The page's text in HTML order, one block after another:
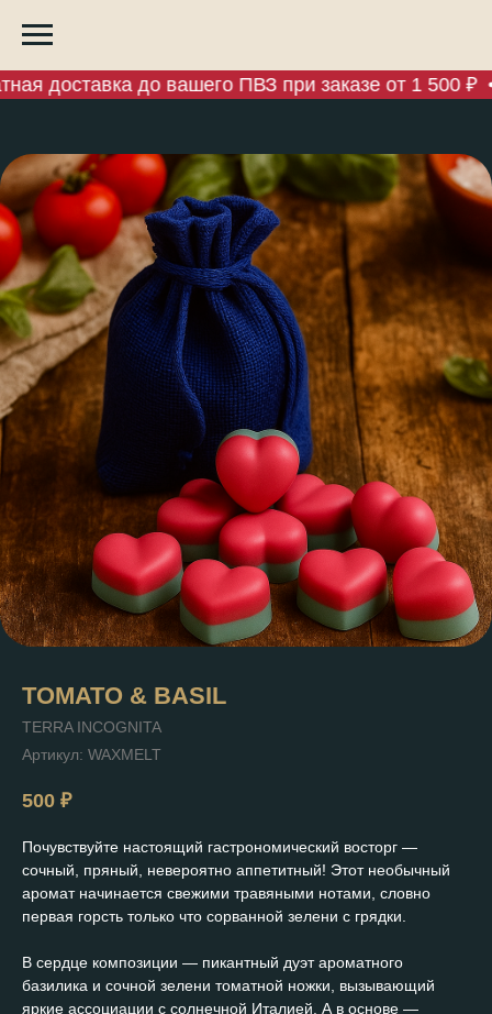
доставка до вашего ПВЗ при заказе от 1 500 ₽
TOMATO & BASIL
TERRA INCOGNITA
Артикул: WAXMELT
500 ₽
Почувствуйте настоящий гастрономический восторг —
сочный, пряный, невероятно аппетитный! Этот необычный
аромат начинается свежими травяными нотами, словно
первая горсть только что сорванной зелени с грядки.
В сердце композиции — пикантный дуэт ароматного
базилика и сочной зелени томатной ножки, вызывающий
яркие ассоциации с солнечной Италией. А в основе —